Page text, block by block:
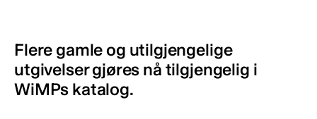
Flere gamle og utilgjengelige
utgivelser gjøres nå tilgjengelig i
WiMPs katalog.